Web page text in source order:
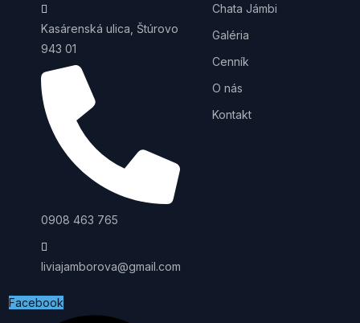
Kasárenská ulica, Štúrovo
943 01
0908 463 765
liviajamborova@gmail.com
Facebook
Chata Jámbi
Galéria
Cenník
O nás
Kontakt